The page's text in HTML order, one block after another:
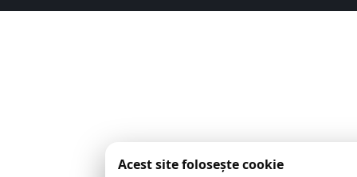
Acest site folosește cookie